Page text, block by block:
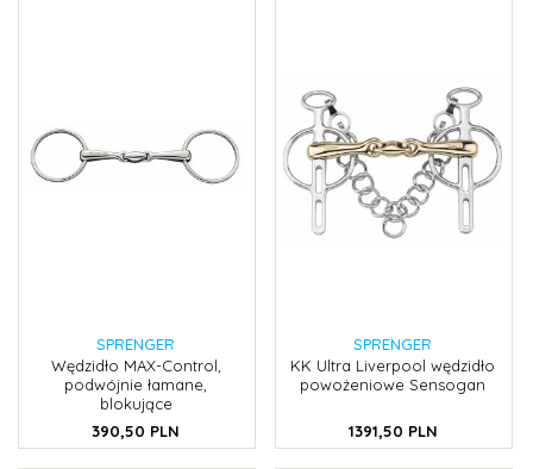
SPRENGER
Wędzidło MAX-Control,
podwójnie łamane,
blokujące
390,50 PLN
SPRENGER
KK Ultra Liverpool wędzidło
powożeniowe Sensogan
1391,50 PLN